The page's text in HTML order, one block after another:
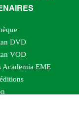
DVD
VOD
Academia EME